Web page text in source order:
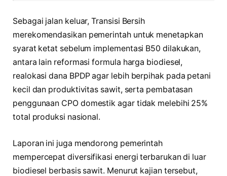
Sebagai jalan keluar, Transisi Bersih
merekomendasikan pemerintah untuk menetapkan
syarat ketat sebelum implementasi B50 dilakukan,
antara lain reformasi formula harga biodiesel,
realokasi dana BPDP agar lebih berpihak pada petani
kecil dan produktivitas sawit, serta pembatasan
penggunaan CPO domestik agar tidak melebihi 25%
total produksi nasional.
Laporan ini juga mendorong pemerintah
mempercepat diversifikasi energi terbarukan di luar
biodiesel berbasis sawit. Menurut kajian tersebut,